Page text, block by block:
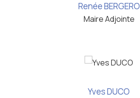
Renée BERGERO
Maire Adjointe
Yves DUCO